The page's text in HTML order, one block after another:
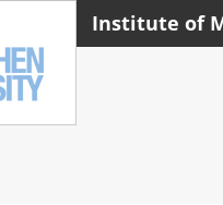
Institute of